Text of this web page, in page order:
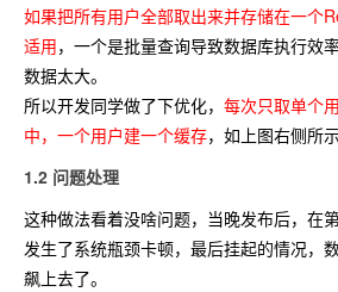
如果把所有用户全部取出来并存储在一个
适用，一个是批量查询导致数据库执行效
数据太大。
所以开发同学做了下优化， 每次只取单个
中，一个用户建一个缓存，如上图右侧所
1.2 问题处理
这种做法看着没啥问题，当晚发布后，在
发生了系统瓶颈卡顿，最后挂起的情况，
飙上去了。